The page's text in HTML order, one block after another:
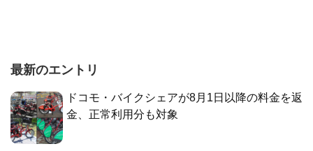
最新のエントリ
ドコモ・バイクシェアが8月1日以降の料金を返
金、正常利用分も対象